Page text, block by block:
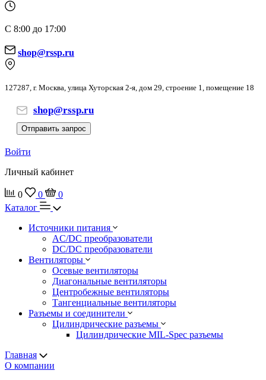
С 8:00 до 17:00
shop@rssp.ru
127287, г. Москва, улица Хуторская 2-я, дом 29, строение 1, помещение 18
shop@rssp.ru
Отправить запрос
Войти
Личный кабинет
0 0
0
Каталог
Источники питания
AC/DC преобразователи
DC/DC преобразователи
Вентиляторы
Осевые вентиляторы
Диагональные вентиляторы
Центробежные вентиляторы
Тангенциальные вентиляторы
Разъемы и соединители
Цилиндрические разъемы
Цилиндрические MIL-Spec разъемы
Главная
О компании